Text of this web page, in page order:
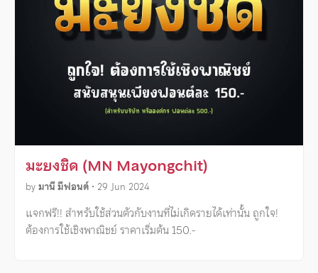
มะยงชิด (MN Mayongchit)
byมานี มีฟอนต์ • 29 Jun 2024
แจกฟรี!! สำหรับใช้ส่วนตัวกับงานที่ไม่เกิดรายได้เท่านั้น ถูกใจ!
ต้องการใช้เชิงพาณิชย์ ราคาเริ่มต้น 150.-